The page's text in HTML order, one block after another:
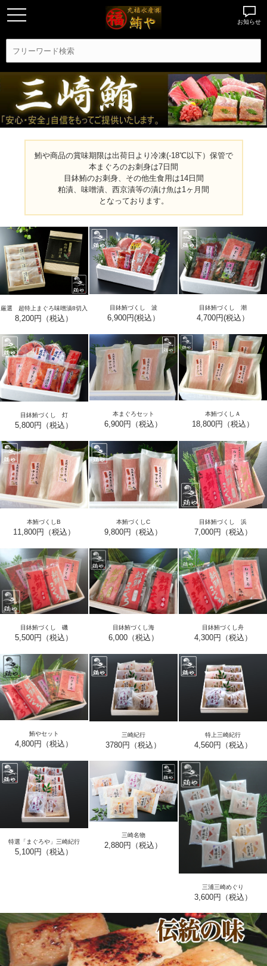
お知らせ
鮪や商品の賞味期限は出荷日より冷凍(-18℃以下）保管で
本まぐろのお刺身は7日間
目鉢鮪のお刺身、その他生食用は14日間
粕漬、味噌漬、西京漬等の漬け魚は1ヶ月間
となっております。
厳選 超特上まぐろ味噌漬8切入
8,200円（税込）
目鉢鮪づくし 波
6,900円(税込）
目鉢鮪づくし 潮
4,700円(税込）
目鉢鮪づくし 灯
5,800円（税込）
本まぐろセット
6,900円（税込）
本鮪づくしＡ
18,800円（税込）
本鮪づくしB
11,800円（税込）
本鮪づくしC
9,800円（税込）
目鉢鮪づくし 浜
7,000円（税込）
目鉢鮪づくし 磯
5,500円（税込）
目鉢鮪づくし海
6,000（税込）
目鉢鮪づくし舟
4,300円（税込）
鮪やセット
4,800円（税込）
三崎紀行
3780円（税込）
特上三崎紀行
4,560円（税込）
特選「まぐろや」三崎紀行
5,100円（税込）
三崎名物
2,880円（税込）
三浦三崎めぐり
3,600円（税込）